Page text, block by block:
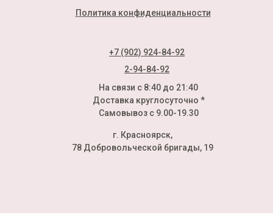
На связи с 8:40 до 21:40
Доставка круглосуточно *
Самовывоз с 9.00-19.30
г. Красноярск,
78 Добровольческой бригады, 19
Политика конфиденциальности
+7 (902) 924-84-92
2-94-84-92